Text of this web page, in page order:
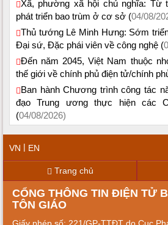
Xã, phường xã hội chủ nghĩa: Từ
phát triển bao trùm ở cơ sở (04/08/
Thủ tướng Lê Minh Hưng: Sớm
Đại sứ, Đặc phái viên về công nghệ (
Đến năm 2045, Việt Nam thuộc
thế giới về chính phủ điện tử/chính
Ban hành Chương trình công tác
đạo Trung ương thực hiện các
(04/08/2026)
VN | EN
Trang chủ
CỔNG THÔNG TIN ĐIỆN TỬ
TÔN GIÁO